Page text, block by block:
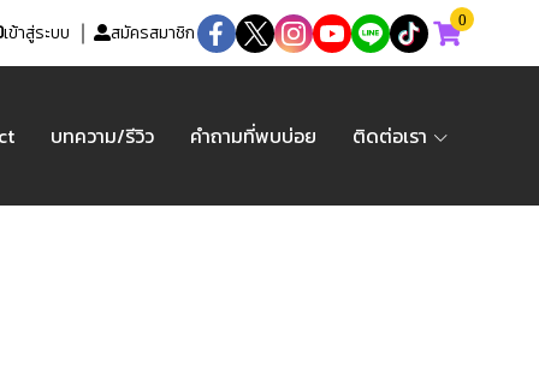
เข้าสู่ระบบ สมัครสมาชิก
0
บทความ/รีวิว คำถามที่พบบ่อย ติดต่อเรา